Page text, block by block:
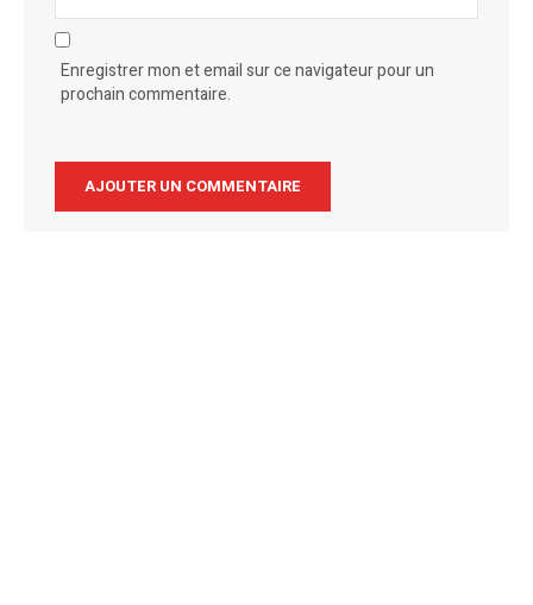
Enregistrer mon et email sur ce navigateur pour un
prochain commentaire.